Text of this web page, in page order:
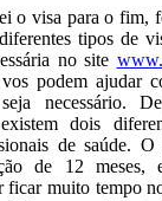
o visa para o fim,
tipos de
no site
podem ajudar
necessário.
dois
de saúde.
de 12 meses,
ficar muito tempo